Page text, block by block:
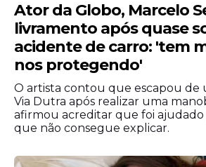
Mais do que uma data
do Católico reconhece a
cultural, social e religiosa do
Ator da Globo, Marcelo
livramento após quase
acidente de carro: 'tem
nos protegendo'
O artista contou que escapou de
Via Dutra após realizar uma
afirmou acreditar que foi
que não consegue explicar.